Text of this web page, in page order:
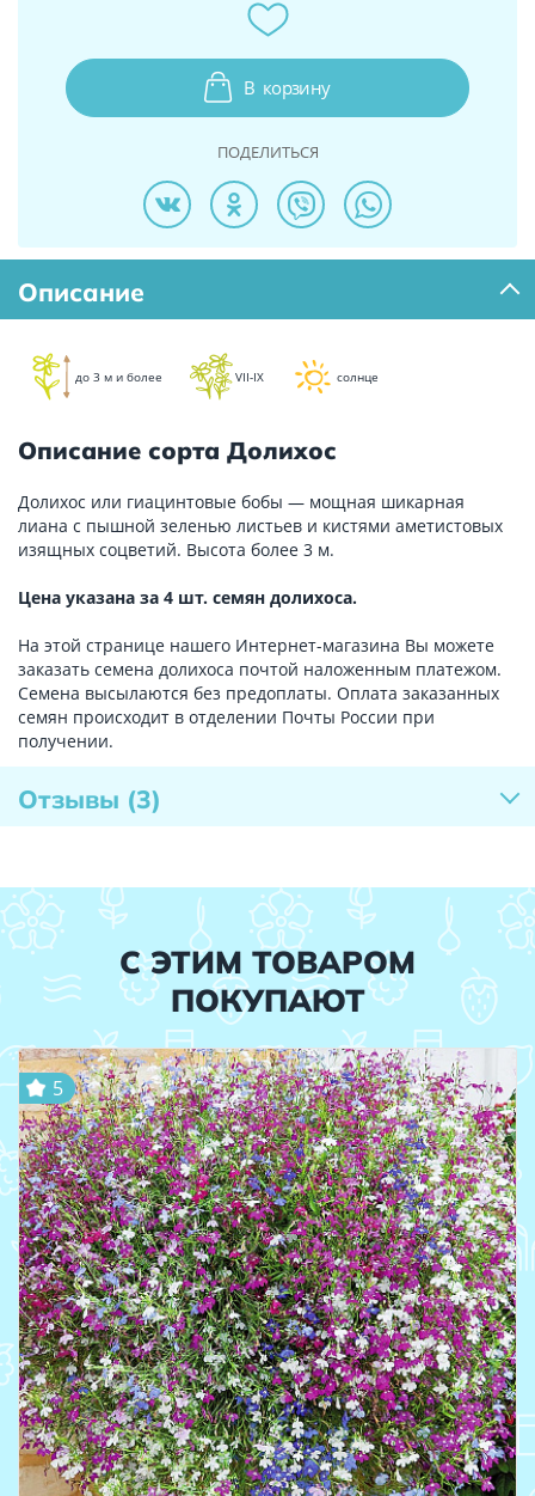
В корзину
ПОДЕЛИТЬСЯ
Описание
до 3 м и более VII-IX солнце
Описание сорта Долихос
Долихос или гиацинтовые бобы — мощная шикарная
лиана с пышной зеленью листьев и кистями аметистовых
изящных соцветий. Высота более 3 м.
Цена указана за 4 шт. семян долихоса.
На этой странице нашего Интернет-магазина Вы можете
заказать семена долихоса почтой наложенным платежом.
Семена высылаются без предоплаты. Оплата заказанных
семян происходит в отделении Почты России при
получении.
Отзывы (3)
С ЭТИМ ТОВАРОМ
ПОКУПАЮТ
5